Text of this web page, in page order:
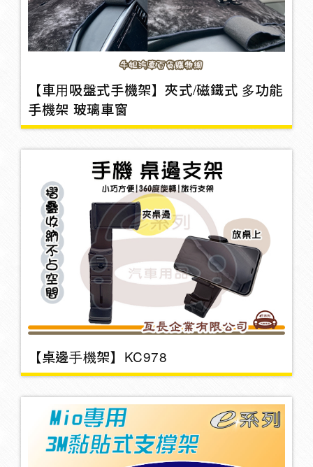
【車用吸盤式手機架】夾式/磁鐵式 多功能
手機架 玻璃車窗
【桌邊手機架】KC978
開壓劑/錶
煞車燈/車頭燈/LED燈
打氣機/吸塵器/打蠟機 6
救車線
三角架 2
警示燈
晴雨窗